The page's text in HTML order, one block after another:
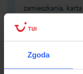
Zgoda
zamieszkania,